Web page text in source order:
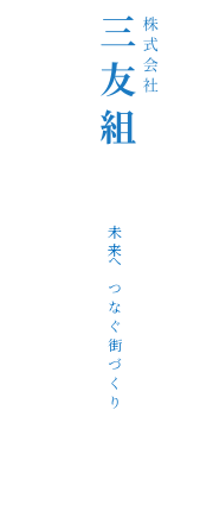
未来へつなぐ街づくり